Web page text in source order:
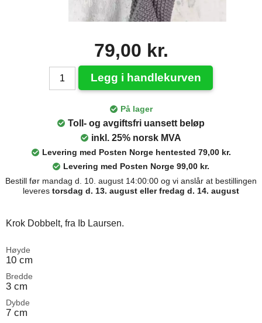
79,00 kr.
Legg i handlekurven
På lager
Toll- og avgiftsfri uansett beløp
inkl. 25% norsk MVA
Levering med Posten Norge hentested 79,00 kr.
Levering med Posten Norge 99,00 kr.
Bestill før mandag d. 10. august 14:00:00 og vi anslår at bestillingen
leveres torsdag d. 13. august eller fredag d. 14. august
Krok Dobbelt, fra Ib Laursen.
Høyde
10 cm
Bredde
3 cm
Dybde
7 cm